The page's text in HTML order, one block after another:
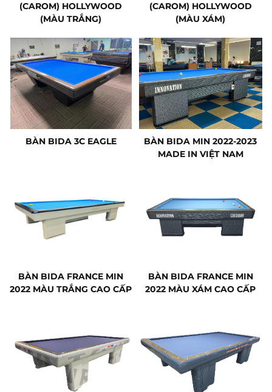
(CAROM) HOLLYWOOD
(MÀU TRẮNG)
(CAROM) HOLLYWOOD
(MÀU XÁM)
BÀN BIDA 3C EAGLE
BÀN BIDA MIN 2022-2023
MADE IN VIỆT NAM
BÀN BIDA FRANCE MIN
2022 MÀU TRẮNG CAO CẤP
BÀN BIDA FRANCE MIN
2022 MÀU XÁM CAO CẤP